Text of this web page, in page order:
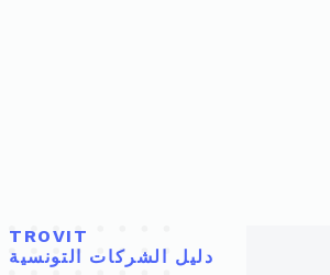
TROVIT
دليل الشركات التونسية